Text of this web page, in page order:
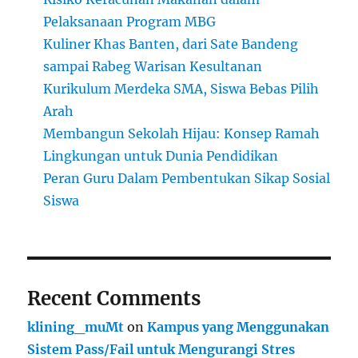
Pelaksanaan Program MBG
Kuliner Khas Banten, dari Sate Bandeng
sampai Rabeg Warisan Kesultanan
Kurikulum Merdeka SMA, Siswa Bebas Pilih
Arah
Membangun Sekolah Hijau: Konsep Ramah
Lingkungan untuk Dunia Pendidikan
Peran Guru Dalam Pembentukan Sikap Sosial
Siswa
Recent Comments
klining_muMt onKampus yang Menggunakan
Sistem Pass/Fail untuk Mengurangi Stres